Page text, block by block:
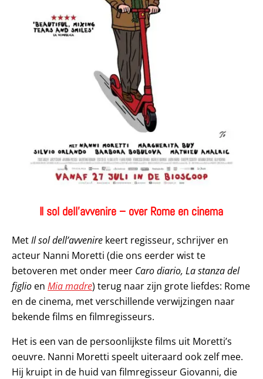
Il sol dell’avvenire – over Rome en cinema
MetIl sol dell’avvenire keert regisseur, schrijver en
acteur Nanni Moretti (die ons eerder wist te
betoveren met onder meer Caro diario, La stanza del
figlio en Mia madre) terug naar zijn grote liefdes: Rome
en de cinema, met verschillende verwijzingen naar
bekende films en filmregisseurs.
Het is een van de persoonlijkste films uit Moretti’s
oeuvre. Nanni Moretti speelt uiteraard ook zelf mee.
Hij kruipt in de huid van filmregisseur Giovanni, die